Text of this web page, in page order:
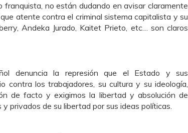
franquista, no están dudando en avisar claramente
atente contra el criminal sistema capitalista y su
Andeka Jurado, Kaitet Prieto, etc… son claros
denuncia la represión que el Estado y sus
contra los trabajadores, su cultura y su ideología,
de facto y exigimos la libertad y absolución de
privados de su libertad por sus ideas políticas.